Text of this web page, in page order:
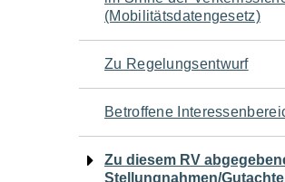
für
den
Seiteninhalt
(Mobilitätsdatengesetz)
Zu Regelungsentwurf
Betroffene
Zu diesem RV
Stellungnahmen/